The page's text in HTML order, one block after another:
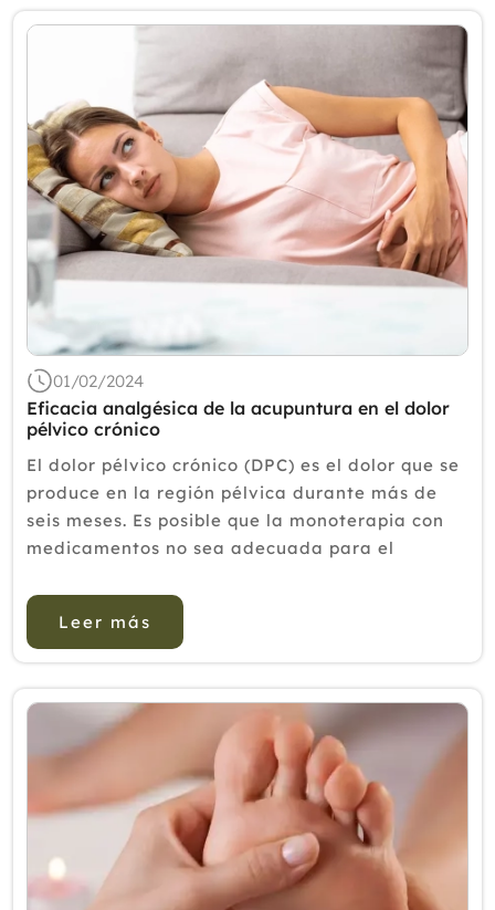
01/02/2024
Eficacia analgésica de la acupuntura en el dolor
pélvico crónico
El dolor pélvico crónico (DPC) es el dolor que se
produce en la región pélvica durante más de
seis meses. Es posible que la monoterapia con
medicamentos no sea adecuada para el
recomendado más enfoques multidis...
Leer más